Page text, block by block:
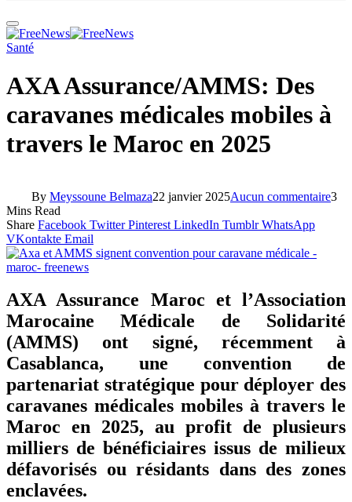
Santé
AXA Assurance/AMMS: Des
caravanes médicales mobiles à
travers le Maroc en 2025
By Meyssoune Belmaza22 janvier 2025Aucun commentaire3
Mins Read
Share Facebook Twitter Pinterest LinkedIn Tumblr WhatsApp
VKontakte Email
AXA Assurance Maroc et l’Association
Marocaine Médicale de Solidarité
(AMMS) ont signé, récemment à
Casablanca, une convention de
partenariat stratégique pour déployer des
caravanes médicales mobiles à travers le
Maroc en 2025, au profit de plusieurs
milliers de bénéficiaires issus de milieux
défavorisés ou résidants dans des zones
enclavées.